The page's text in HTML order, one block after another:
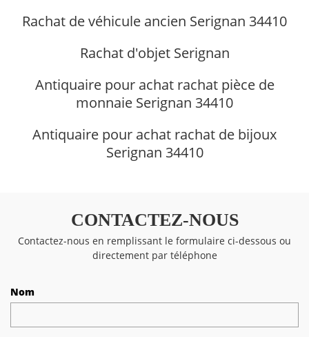
Rachat de véhicule ancien Serignan 34410
Rachat d'objet Serignan
Antiquaire pour achat rachat pièce de
monnaie Serignan 34410
Antiquaire pour achat rachat de bijoux
Serignan 34410
CONTACTEZ-NOUS
Contactez-nous en remplissant le formulaire ci-dessous ou
directement par téléphone
Nom